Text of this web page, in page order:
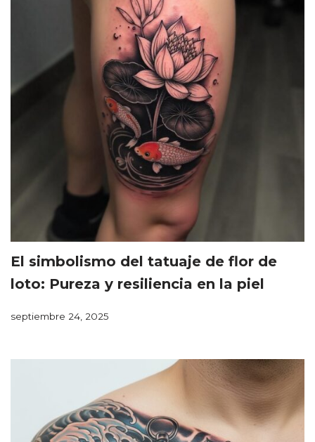
El simbolismo del tatuaje de flor de
loto: Pureza y resiliencia en la piel
septiembre 24, 2025